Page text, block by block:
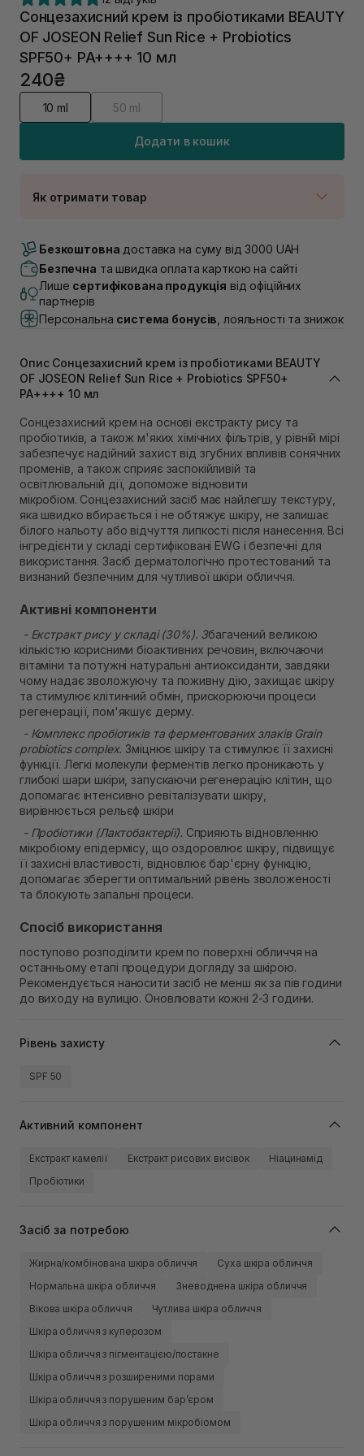
Сонцезахисний крем із пробіотиками BEAUTY
OF JOSEON Relief Sun Rice + Probiotics
SPF50+ PA++++ 10 мл
240₴
10 ml 50 ml
Додати в кошик
Як отримати товар
В наявності
Самовивіз м. Луцьк, вул. Винниченка 4
В наявності
Самовивіз м. Львів, вул. Академіка Підстригача, 1В
(Duck’s Lake)
Немає в наявності!
В наявності
Самовивіз м. Львів, вул. Степана Бандери 45
В наявності
В наявності
Самовивіз м. Рівне, вул. Кулика і Гудачека 23 (ТЦ
Екватор)
Немає в наявності!
Безкоштовна доставка на суму від 3000 UAH
Безпечна та швидка оплата карткою на сайті
Лише сертифікована продукція від офіційних
партнерів
Персональна система бонусів , лояльності та знижок
Опис Сонцезахисний крем із пробіотиками BEAUTY
OF JOSEON Relief Sun Rice + Probiotics SPF50+
PA++++ 10 мл
Сонцезахисний крем на основі екстракту рису та
пробіотиків, а також м'яких хімічних фільтрів, у рівній мірі
забезпечує надійний захист від згубних впливів сонячних
променів, а також сприяє заспокійливій та
освітлювальній дії, допоможе відновити
мікробіом. Сонцезахисний засіб має найлегшу текстуру,
яка швидко вбирається і не обтяжує шкіру, не залишає
білого нальоту або відчуття липкості після нанесення. Всі
інгредієнти у складі сертифіковані EWG і безпечні для
використання. Засіб дерматологічно протестований та
визнаний безпечним для чутливої ​​шкіри обличчя.
Активні компоненти
- Екстракт рису у складі (30%). Збагачений великою
кількістю корисними біоактивних речовин, включаючи
вітаміни та потужні натуральні антиоксиданти, завдяки
чому надає зволожуючу та поживну дію, захищає шкіру
та стимулює клітинний обмін, прискорюючи процеси
регенерації, пом'якшує дерму.
- Комплекс пробіотиків та ферментованих злаків Grain
probiotics complex. Зміцнює шкіру та стимулює її захисні
функції. Легкі молекули ферментів легко проникають у
глибокі шари шкіри, запускаючи регенерацію клітин, що
допомагає інтенсивно ревіталізувати шкіру,
вирівнюється рельєф шкіри
- Пробіотики (Лактобактерії). Сприяють відновленню
мікробіому епідермісу, що оздоровлює шкіру, підвищує
її захисні властивості, відновлює бар'єрну функцію,
допомагає зберегти оптимальний рівень зволоженості
та блокують запальні процеси.
Спосіб використання
поступово розподілити крем по поверхні обличчя на
останньому етапі процедури догляду за шкірою.
Рекомендується наносити засіб не менш як за пів години
до виходу на вулицю. Оновлювати кожні 2-3 години.
Рівень захисту
SPF 50
Активний компонент
Екстракт камелії Екстракт рисових висівок
Ніацинамід
Пробіотики
Засіб за потребою
Жирна/комбінована шкіра обличчя
Суха шкіра обличчя
Нормальна шкіра обличчя
Зневоднена шкіра обличчя
Вікова шкіра обличчя
Чутлива шкіра обличчя
Шкіра обличчя з куперозом
Шкіра обличчя з пігментацією/постакне
Шкіра обличчя з розширеними порами
Шкіра обличчя з порушеним барʼєром
Шкіра обличчя з порушеним мікробіомом